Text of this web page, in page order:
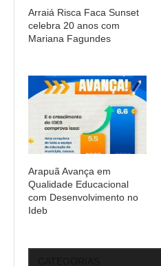
Arraiá Risca Faca Sunset
celebra 20 anos com
Mariana Fagundes
Arapuã Avança em
Qualidade Educacional
com Desenvolvimento no
Ideb